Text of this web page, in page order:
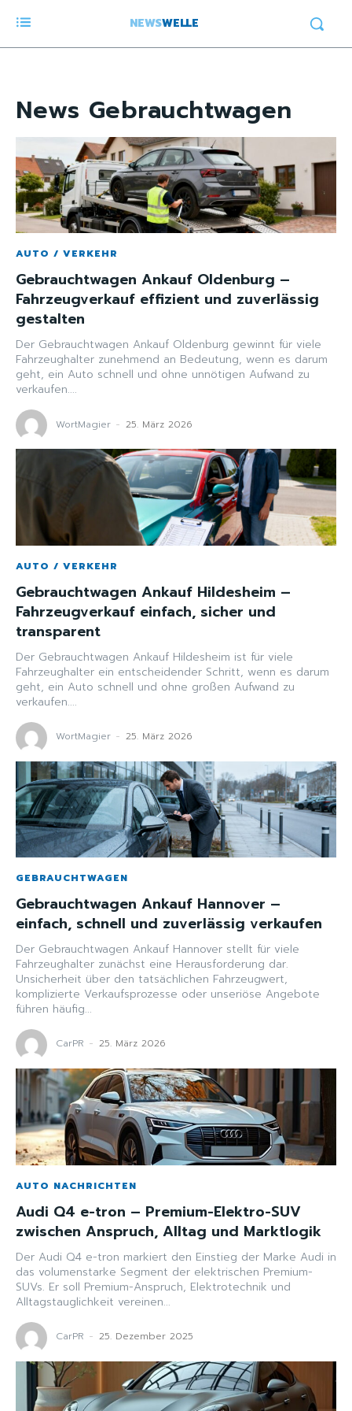
NEWSWELLE
News Gebrauchtwagen
AUTO / VERKEHR
Gebrauchtwagen Ankauf Oldenburg –
Fahrzeugverkauf effizient und zuverlässig
gestalten
Der Gebrauchtwagen Ankauf Oldenburg gewinnt für viele
Fahrzeughalter zunehmend an Bedeutung, wenn es darum
geht, ein Auto schnell und ohne unnötigen Aufwand zu
verkaufen....
WortMagier - 25. März 2026
AUTO / VERKEHR
Gebrauchtwagen Ankauf Hildesheim –
Fahrzeugverkauf einfach, sicher und
transparent
Der Gebrauchtwagen Ankauf Hildesheim ist für viele
Fahrzeughalter ein entscheidender Schritt, wenn es darum
geht, ein Auto schnell und ohne großen Aufwand zu
verkaufen....
WortMagier - 25. März 2026
GEBRAUCHTWAGEN
Gebrauchtwagen Ankauf Hannover –
einfach, schnell und zuverlässig verkaufen
Der Gebrauchtwagen Ankauf Hannover stellt für viele
Fahrzeughalter zunächst eine Herausforderung dar.
Unsicherheit über den tatsächlichen Fahrzeugwert,
komplizierte Verkaufsprozesse oder unseriöse Angebote
führen häufig...
CarPR - 25. März 2026
AUTO NACHRICHTEN
Audi Q4 e-tron – Premium-Elektro-SUV
zwischen Anspruch, Alltag und Marktlogik
Der Audi Q4 e-tron markiert den Einstieg der Marke Audi in
das volumenstarke Segment der elektrischen Premium-
SUVs. Er soll Premium-Anspruch, Elektrotechnik und
Alltagstauglichkeit vereinen...
CarPR - 25. Dezember 2025